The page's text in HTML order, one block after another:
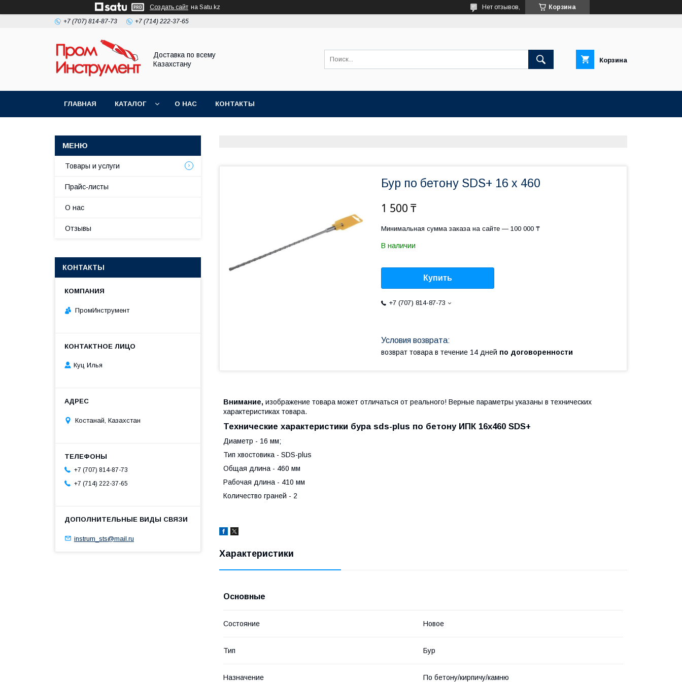
Создать сайт на Satu.kz Корзина
Нет отзывов,
+7 (707) 814-87-73 +7 (714) 222-37-65
Доставка по всему
Казахстану
Корзина
ГЛАВНАЯ КАТАЛОГ О НАС КОНТАКТЫ
Бур по бетону SDS+ 16 х 460
1 500 ₸
Минимальная сумма заказа на сайте — 100 000 ₸
В наличии
Купить
+7 (707) 814-87-73
возврат товара в течение 14 дней по договоренности
Внимание, изображение товара может отличаться от реального! Верные параметры указаны в технических
характеристиках товара.
Технические характеристики бура sds-plus по бетону ИПК 16x460 SDS+
Диаметр - 16 мм;
Тип хвостовика - SDS-plus
Общая длина - 460 мм
Рабочая длина - 410 мм
Количество граней - 2
Характеристики
Основные
Состояние Новое
Тип Бур
Назначение По бетону/кирпичу/камню
Товары и услуги
Прайс-листы
О нас
Отзывы
КОНТАКТЫ
ПромИнструмент
Куц Илья
Костанай, Казахстан
+7 (707) 814-87-73
+7 (714) 222-37-65
instrum_sts@mail.ru